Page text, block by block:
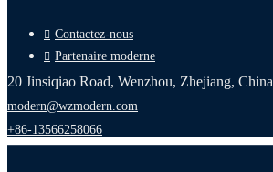
Contactez-nous
Partenaire moderne
20 Jinsiqiao Road, Wenzhou, Zhejiang, China
modern@wzmodern.com
+86-13566258066